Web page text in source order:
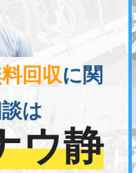
回収に関
は
ウ静